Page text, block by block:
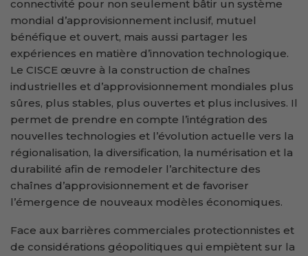
connectivité pour non seulement bâtir un système
mondial d’approvisionnement inclusif, mutuel
bénéfique et ouvert, mais aussi partager les
expériences en matière d’innovation technologique.
Le CISCE œuvre à la construction de chaînes
industrielles et d’approvisionnement mondiales plus
sûres, plus stables, plus ouvertes et plus inclusives. Il
permet de prendre en compte l’intégration des
nouvelles technologies et l’évolution actuelle vers la
régionalisation, la diversification, la numérisation et la
durabilité afin de remodeler l’architecture des
chaînes d’approvisionnement et de favoriser
l’émergence de nouveaux modèles économiques.
Face aux barrières commerciales protectionnistes et
de considérations géopolitiques qui empiètent sur la